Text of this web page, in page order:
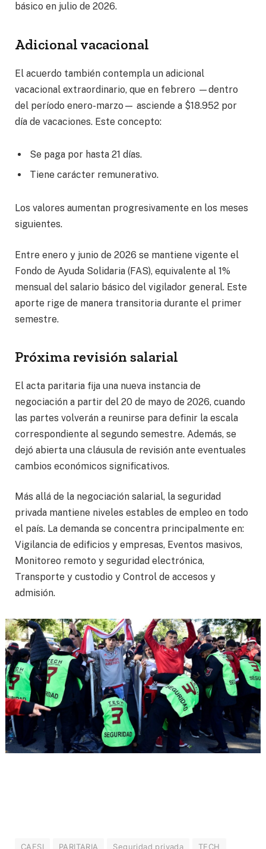
básico en julio de 2026.
Adicional vacacional
El acuerdo también contempla un adicional
vacacional extraordinario, que en febrero —dentro
del período enero-marzo— asciende a $18.952 por
día de vacaciones. Este concepto:
Se paga por hasta 21 días.
Tiene carácter remunerativo.
Los valores aumentan progresivamente en los meses
siguientes.
Entre enero y junio de 2026 se mantiene vigente el
Fondo de Ayuda Solidaria (FAS), equivalente al 1%
mensual del salario básico del vigilador general. Este
aporte rige de manera transitoria durante el primer
semestre.
Próxima revisión salarial
El acta paritaria fija una nueva instancia de
negociación a partir del 20 de mayo de 2026, cuando
las partes volverán a reunirse para definir la escala
correspondiente al segundo semestre. Además, se
dejó abierta una cláusula de revisión ante eventuales
cambios económicos significativos.
Más allá de la negociación salarial, la seguridad
privada mantiene niveles estables de empleo en todo
el país. La demanda se concentra principalmente en:
Vigilancia de edificios y empresas, Eventos masivos,
Monitoreo remoto y seguridad electrónica,
Transporte y custodio y Control de accesos y
admisión.
CAESI PARITARIA Seguridad privada TECH